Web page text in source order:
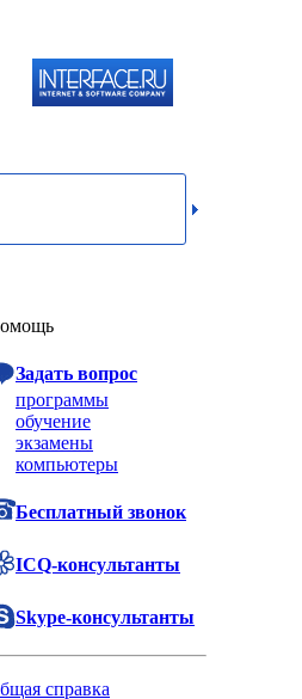
Задать вопрос
программы
обучение
экзамены
компьютеры
Бесплатный звонок
ICQ-консультанты
Skype-консультанты
справка